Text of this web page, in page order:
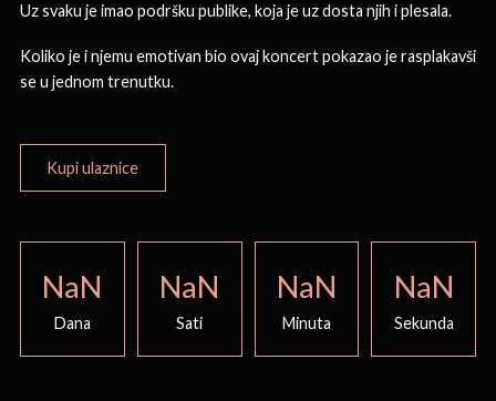
Uz svaku je imao podršku publike, koja je uz dosta njih i plesala.
Koliko je i njemu emotivan bio ovaj koncert pokazao je rasplakavši
se u jednom trenutku.
Kupi ulaznice
NaN
Dana
NaN
Sati
NaN
Minuta
NaN
Sekunda